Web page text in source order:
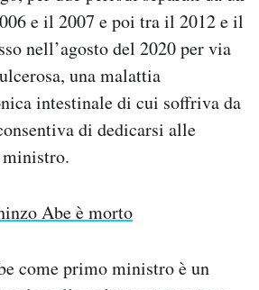
e il 2007 e poi tra il 2012 e il
nell’agosto del 2020 per via
una malattia
intestinale di cui soffriva da
di dedicarsi alle
Abe è morto
come primo ministro è un